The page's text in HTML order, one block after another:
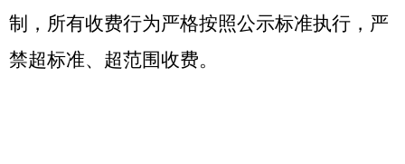
制，所有收费行为严格按照公示标准执行，严
禁超标准、超范围收费。